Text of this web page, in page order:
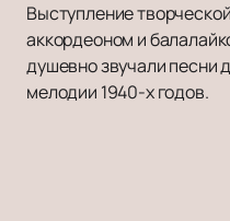
Выступление
аккордеоном и
душевно звучали песни
мелодии 1940-х годов.